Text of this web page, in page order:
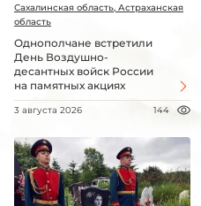
Сахалинская область, Астраханская
область
Однополчане встретили
День Воздушно-
десантных войск России
на памятных акциях
3 августа 2026 144